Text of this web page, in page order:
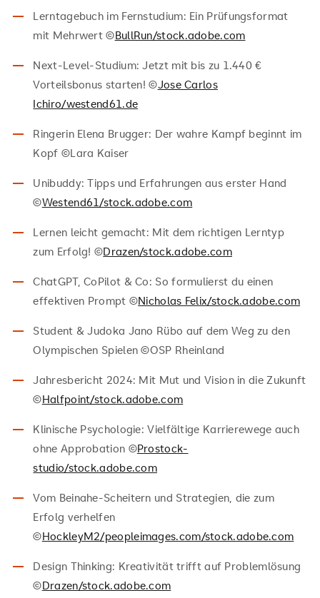
Lerntagebuch im Fernstudium: Ein Prüfungsformat
mit Mehrwert ©BullRun/stock.adobe.com
Next-Level-Studium: Jetzt mit bis zu 1.440 €
Vorteilsbonus starten! ©Jose Carlos
Ichiro/westend61.de
Ringerin Elena Brugger: Der wahre Kampf beginnt im
Kopf ©Lara Kaiser
Unibuddy: Tipps und Erfahrungen aus erster Hand
©Westend61/stock.adobe.com
Lernen leicht gemacht: Mit dem richtigen Lerntyp
zum Erfolg! ©Drazen/stock.adobe.com
ChatGPT, CoPilot & Co: So formulierst du einen
effektiven Prompt ©Nicholas Felix/stock.adobe.com
Student & Judoka Jano Rübo auf dem Weg zu den
Olympischen Spielen ©OSP Rheinland
Jahresbericht 2024: Mit Mut und Vision in die Zukunft
©Halfpoint/stock.adobe.com
Klinische Psychologie: Vielfältige Karrierewege auch
ohne Approbation ©Prostock-
studio/stock.adobe.com
Vom Beinahe-Scheitern und Strategien, die zum
Erfolg verhelfen
©HockleyM2/peopleimages.com/stock.adobe.com
Design Thinking: Kreativität trifft auf Problemlösung
©Drazen/stock.adobe.com